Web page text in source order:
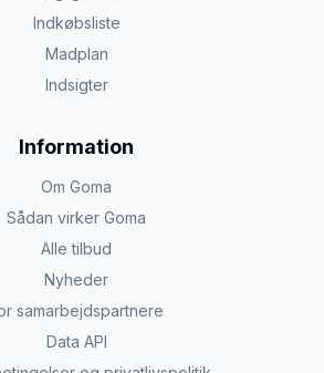
Indkøbsliste
Madplan
Indsigter
Information
Om Goma
Sådan virker Goma
Alle tilbud
Nyheder
samarbejdspartnere
Data API